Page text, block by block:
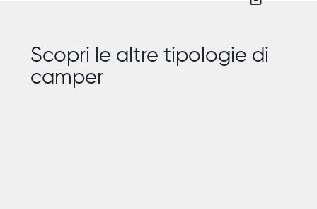
Scopri le altre tipologie di
camper